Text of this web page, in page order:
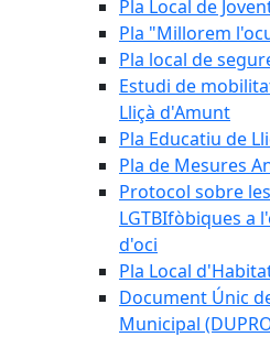
Pla Local de
Pla "Millorem
Pla local de
Estudi de
Lliçà d'Amunt
Pla Educatiu de
Pla de Mesures
Protocol sobre
LGTBIfòbiques a
d'oci
Pla Local
Document Únic
Municipal